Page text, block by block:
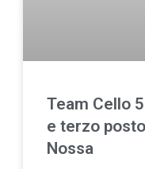
Team Cello
e terzo
Nossa